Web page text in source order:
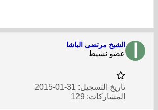
الشيخ مرتضى الباشا
عضو نشيط
تاريخ التسجيل: 31-01-2015
المشاركات: 129